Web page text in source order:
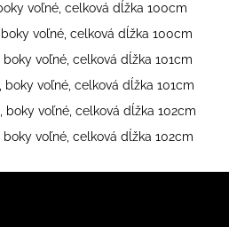
voľné, celková dĺžka 100cm
voľné, celková dĺžka 100cm
voľné, celková dĺžka 101cm
boky voľné, celková dĺžka 101cm
boky voľné, celková dĺžka 102cm
voľné, celková dĺžka 102cm